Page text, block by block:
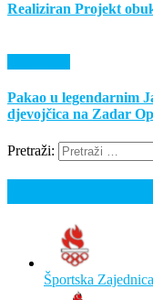
Realiziran Projekt
Pakao u legendarnim
djevojčica na Zadar
Pretraži:
Športska